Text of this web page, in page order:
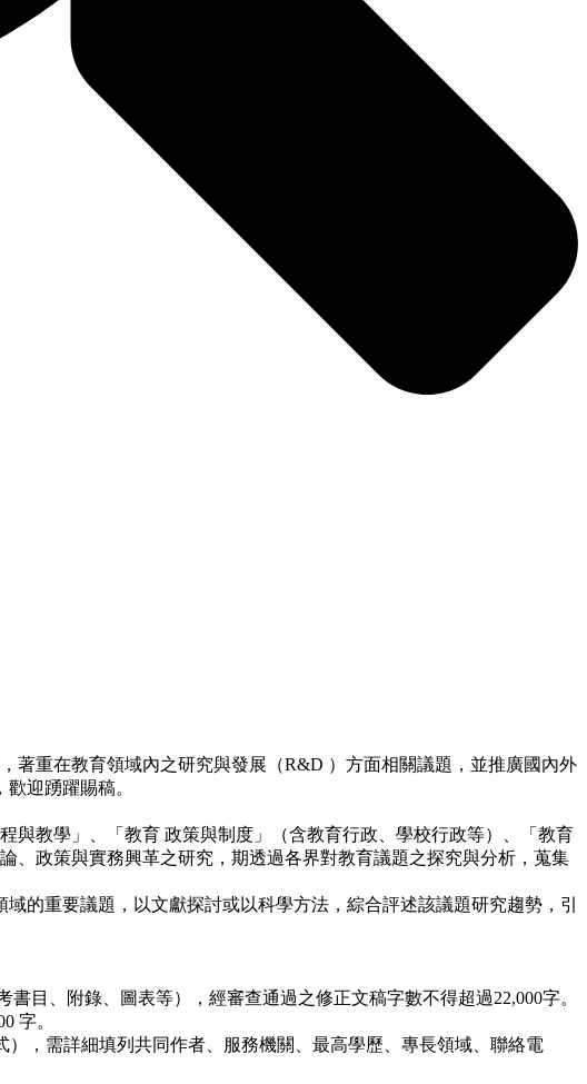
，著重在教育領域內之研究與發展（R&D ）方面相關議題，並推廣國內外
迎踴躍賜稿。
與教學」、「教育 政策與制度」（含教育行政、學校行政等）、「教育
、政策與實務興革之研究，期透過各界對教育議題之探究與分析，蒐集
的重要議題，以文獻探討或以科學方法，綜合評述該議題研究趨勢，引
目、附錄、圖表等），經審查通過之修正文稿字數不得超過22,000字。
字。
，需詳細填列共同作者、服務機關、最高學歷、專長領域、聯絡電